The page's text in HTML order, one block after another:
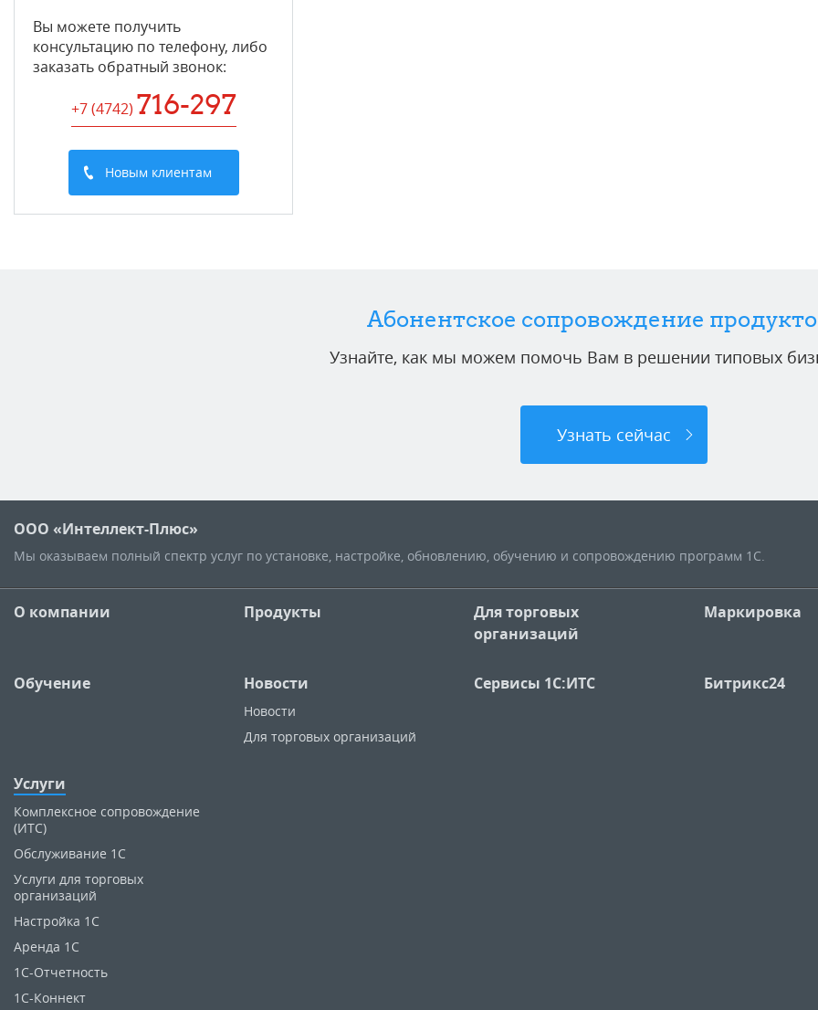
Вы можете получить
консультацию по телефону, либо
заказать обратный звонок:
+7 (4742) 716-297
Новым клиентам
Абонентское сопровождение
Узнайте, как мы можем помочь Вам в решении типовых
Узнать сейчас
ООО «Интеллект-Плюс»
Мы оказываем полный спектр услуг по установке, настройке, обновлению, обучению и сопровождению программ 1С.
О компании Продукты
Для торговых
организаций
Маркировка
Обучение Новости
Новости
Для торговых организаций
Сервисы 1С:ИТС Битрикс24
Услуги
Комплексное сопровождение
(ИТС)
Обслуживание 1С
Услуги для торговых
организаций
Настройка 1С
Аренда 1С
1C-Отчетность
1С-Коннект